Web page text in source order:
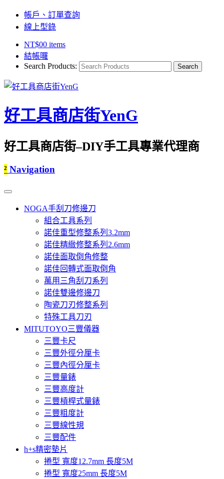
帳戶、訂單查詢
線上型錄
NT$00 items
結帳囉
Search Products:
好工具商店街YenG
好工具商店街–DIY手工具專業代理商
² Navigation
NOGA手刮刀修邊刀
組合工具系列
諾佳重型修整系列3.2mm
諾佳精緻修整系列2.6mm
諾佳面取倒角修整
諾佳回轉式面取倒角
萬用三角刮刀系列
諾佳雙邊修邊刀
陶瓷刀刃修整系列
特殊工具刀刃
MITUTOYO三豐儀器
三豐卡尺
三豐外徑分厘卡
三豐內徑分厘卡
三豐量錶
三豐高度計
三豐槓桿式量錶
三豐粗度計
三豐線性規
三豐配件
h+s精密墊片
捲型 寬度12.7mm 長度5M
捲型 寬度25mm 長度5M